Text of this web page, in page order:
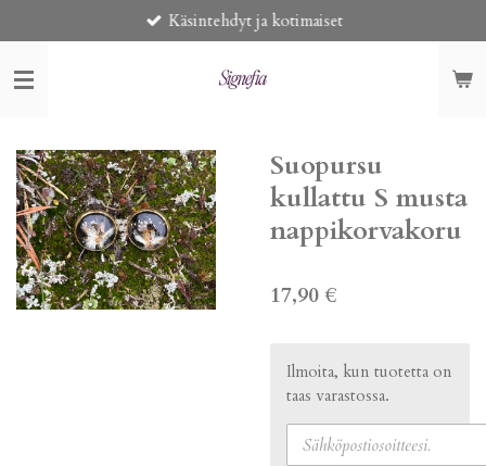
pääsisältöön
Käsintehdyt ja kotimaiset
Suopursu
kullattu S musta
nappikorvakoru
17,90 €
Ilmoita, kun tuotetta on
taas varastossa.